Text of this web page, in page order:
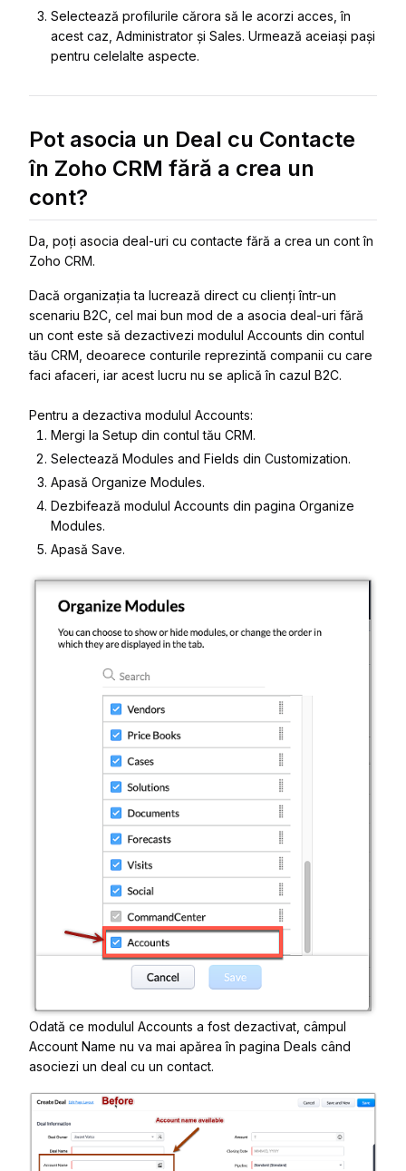
Selectează profilurile cărora să le acorzi acces, în
acest caz, Administrator și Sales. Urmează aceiași pași
pentru celelalte aspecte.
Pot asocia un Deal cu Contacte
în Zoho CRM fără a crea un
cont?
Da, poți asocia deal-uri cu contacte fără a crea un cont în
Zoho CRM.
Dacă organizația ta lucrează direct cu clienți într-un
scenariu B2C, cel mai bun mod de a asocia deal-uri fără
un cont este să dezactivezi modulul Accounts din contul
tău CRM, deoarece conturile reprezintă companii cu care
faci afaceri, iar acest lucru nu se aplică în cazul B2C.
Pentru a dezactiva modulul Accounts:
Mergi la Setup din contul tău CRM.
Selectează Modules and Fields din Customization.
Apasă Organize Modules.
Dezbifează modulul Accounts din pagina Organize
Modules.
Apasă Save.
Odată ce modulul Accounts a fost dezactivat câmpul
Account Name nu va mai apărea în pagina Deals când
asociezi un deal cu un contact.